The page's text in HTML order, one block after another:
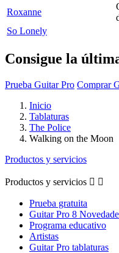
Roxanne
So Lonely
Consigue la
Prueba Guitar Pro Comprar
Inicio
Tablaturas
The Police
Walking on the Moon
Productos y servicios
Productos y servicios  
Prueba gratuita
Guitar Pro 8
Programa educativo
Artistas
Guitar Pro tablaturas